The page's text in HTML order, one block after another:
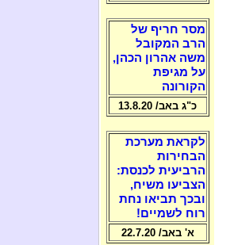
מסר חריף של
הרב המקובל
משה אהרון הכהן,
על מגיפת
הקורונה
כ"ג באב/ 13.8.20
לקראת מערכת
הבחירות
הרביעית לכנסת:
הצביעו משיח,
ובכך תביאו נחת
רוח לשמיים!
א' באב/ 22.7.20